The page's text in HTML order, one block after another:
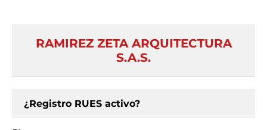
RAMIREZ ZETA ARQUITECTURA
S.A.S.
¿Registro RUES activo?